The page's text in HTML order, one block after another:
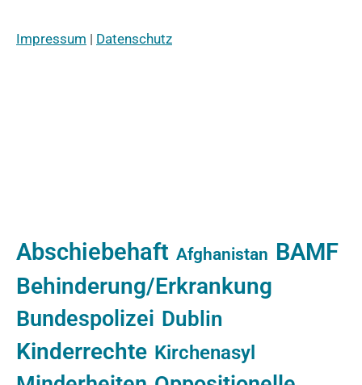
Impressum | Datenschutz
Abschiebehaft Afghanistan BAMF
Behinderung/Erkrankung
Bundespolizei Dublin
Kinderrechte Kirchenasyl